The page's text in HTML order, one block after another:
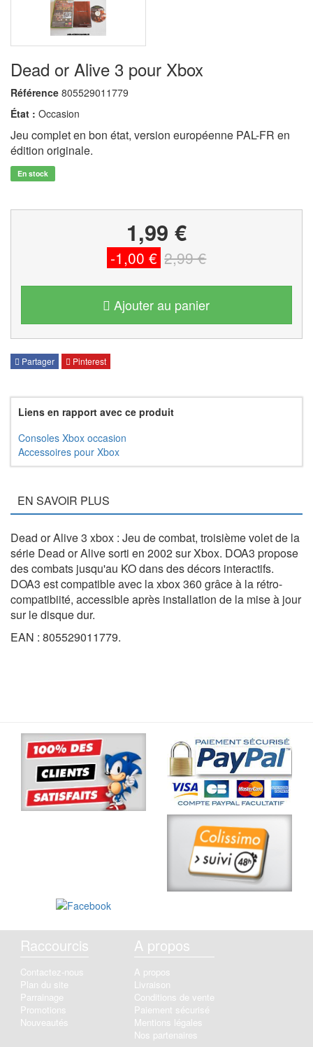
Dead or Alive 3 pour Xbox
Référence 805529011779
État : Occasion
Jeu complet en bon état, version européenne PAL-FR en
édition originale.
En stock
1,99 €
-1,00 € 2,99 €
Ajouter au panier
Partager Pinterest
Liens en rapport avec ce produit
Consoles Xbox occasion
Accessoires pour Xbox
EN SAVOIR PLUS
Dead or Alive 3 xbox : Jeu de combat, troisième volet de la
série Dead or Alive sorti en 2002 sur Xbox. DOA3 propose
des combats jusqu'au KO dans des décors interactifs.
DOA3 est compatible avec la xbox 360 grâce à la rétro-
compatibiité, accessible après installation de la mise à jour
sur le disque dur.
EAN : 805529011779.
Raccourcis
Contactez-nous
Plan du site
Parrainage
Promotions
Nouveautés
A propos
A propos
Livraison
Conditions de vente
Paiement sécurisé
Mentions légales
Nos partenaires